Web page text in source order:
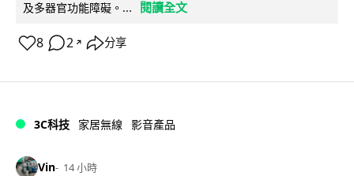
及多器官功能障礙。...
閱讀全文
8 2 ↗ 分享
3C科技 家居無線 影音產品
Vin 14 小時